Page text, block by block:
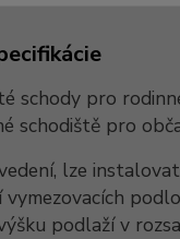
schody pro
schodiště pro
lze
vymezovacích
podlaží v